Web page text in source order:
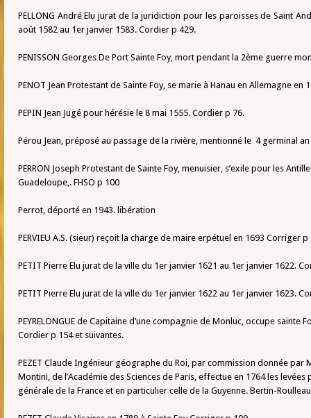
PELLONG André Elu jurat de la juridiction pour les paroisses de Saint
août 1582 au 1er janvier 1583. Cordier p 429.
PENISSON Georges De Port Sainte Foy, mort pendant la 2ème guerre
PENOT Jean Protestant de Sainte Foy, se marie à Hanau en Allemagne en
PEPIN Jean Jugé pour hérésie le 8 mai 1555. Cordier p 76.
Pérou Jean, préposé au passage de la rivière, mentionné le 4 germinal
PERRON Joseph Protestant de Sainte Foy, menuisier, s’exile pour les
Guadeloupe,. FHSO p 100
Perrot, déporté en 1943. libération
PERVIEU A.S. (sieur) reçoit la charge de maire erpétuel en 1693 Corriger p
PETIT Pierre Elu jurat de la ville du 1er janvier 1621 au 1er janvier 1622.
PETIT Pierre Elu jurat de la ville du 1er janvier 1622 au 1er janvier 1623.
PEYRELONGUE de Capitaine d’une compagnie de Monluc, occupe sainte
Cordier p 154 et suivantes.
PEZET Claude Ingénieur géographe du Roi, par commission donnée par
Montini, de l’Académie des Sciences de Paris, effectue en 1764 les
générale de la France et en particulier celle de la Guyenne. Bertin-